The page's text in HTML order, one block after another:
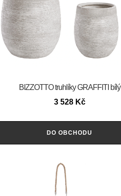
BIZZOTTO truhlíky GRAFFITI bílý
3 528 Kč
DO OBCHODU